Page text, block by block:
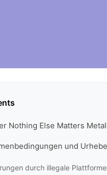
Nothing Else Matters
und
durch illegale